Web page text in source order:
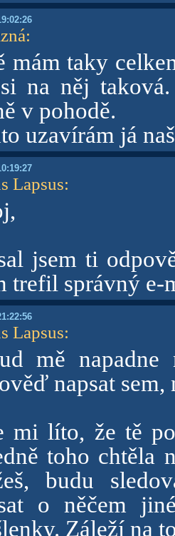
:
mám taky
na něj
v pohodě.
uzavírám já
Lapsus:
jsem ti
trefil správný e-
Lapsus:
mě
napsat
mi líto, že tě
toho chtěla
budu
o něčem
Záleží na